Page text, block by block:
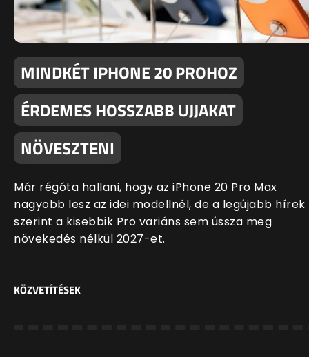
MINDKÉT IPHONE 20 PROHOZ
ÉRDEMES HOSSZABB UJJAKAT
NÖVESZTENI
Már régóta hallani, hogy az iPhone 20 Pro Max
nagyobb lesz az idei modellnél, de a legújabb hírek
szerint a kisebbik Pro variáns sem ússza meg
növekedés nélkül 2027-et.
KÖZVETÍTÉSEK